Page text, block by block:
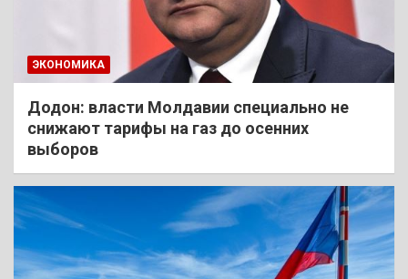
ЭКОНОМИКА
Додон: власти Молдавии специально не
снижают тарифы на газ до осенних
выборов